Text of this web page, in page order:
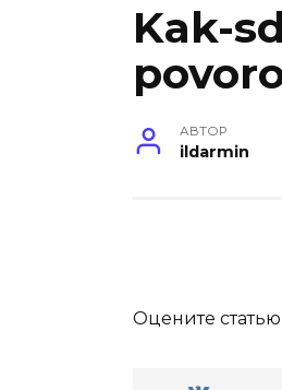
Kak-
АВТОР
ildarmin
Оцените статью